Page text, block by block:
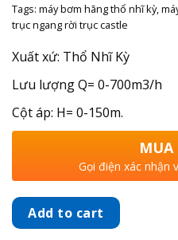
Xuất xứ: Thổ Nhĩ Kỳ
Lưu lượng Q= 0-700m3/h
Cột áp: H= 0-150m.
Add to cart
MUA
Gọi điện xác nhận
Tags: máy bơm hãng thổ nhĩ kỳ,
trục ngang rời trục castle